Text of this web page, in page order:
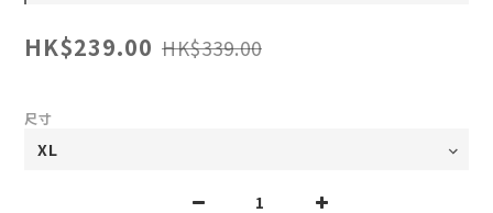
HK$239.00 HK$339.00
尺寸